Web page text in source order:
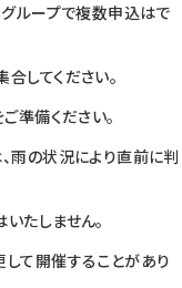
ループで複数申込はで
してください。
準備ください。
雨の状況により直前に判
たしません。
て開催することがあり